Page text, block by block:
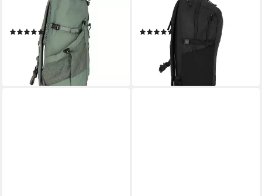
Wanderrucksack Abisko,
(1)
159,95 €
lieferbar - in 2-3 Werktagen bei dir
Wanderrucksack Abisko,
Polyester
119,95 €
lieferbar - in 2-3 Werktagen bei dir